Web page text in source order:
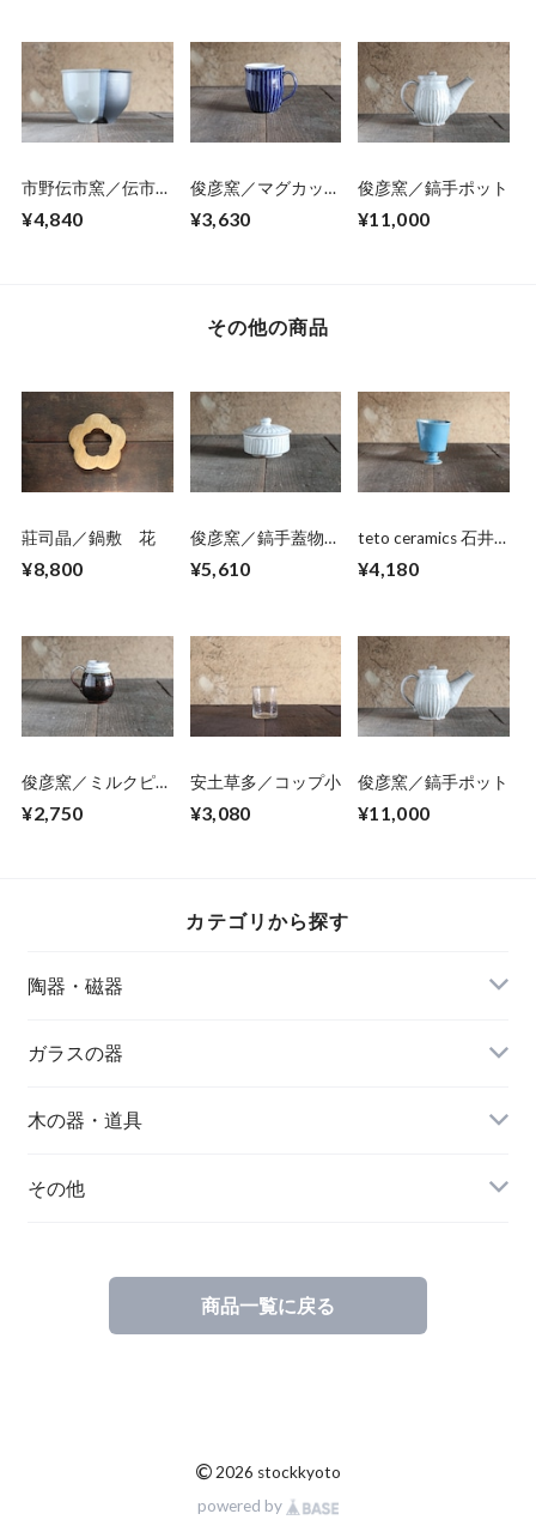
市野伝市窯／伝市鉢
コウロ型5号掛け分
け
¥4,840
俊彦窯／マグカッ
プ 08
¥3,630
俊彦窯／鎬手ポット
¥11,000
その他の商品
莊司晶／鍋敷 花
¥8,800
俊彦窯／鎬手蓋物
¥5,610
teto ceramics 石井
02
¥4,180
俊彦窯／ミルクピッ
チャー 05
¥2,750
安土草多／コップ小
¥3,080
俊彦窯／鎬手ポット
¥11,000
カテゴリから探す
陶器・磁器
作り手から選ぶ
器の種類から選ぶ
ガラスの器
作り手から選ぶ
器の種類から選ぶ
木の器・道具
作り手から選ぶ
その他
商品一覧に戻る
© 2026 stockkyoto
powered by